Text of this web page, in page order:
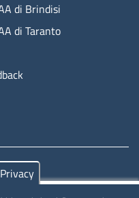
di Brindisi
di Taranto